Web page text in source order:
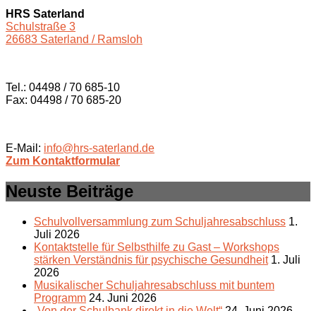
HRS Saterland
Schulstraße 3
26683 Saterland / Ramsloh
Tel.: 04498 / 70 685-10
Fax: 04498 / 70 685-20
E-Mail: info@hrs-saterland.de
Zum Kontaktformular
Neuste Beiträge
Schulvollversammlung zum Schuljahresabschluss 1.
Juli 2026
Kontaktstelle für Selbsthilfe zu Gast – Workshops
stärken Verständnis für psychische Gesundheit 1. Juli
2026
Musikalischer Schuljahresabschluss mit buntem
Programm 24. Juni 2026